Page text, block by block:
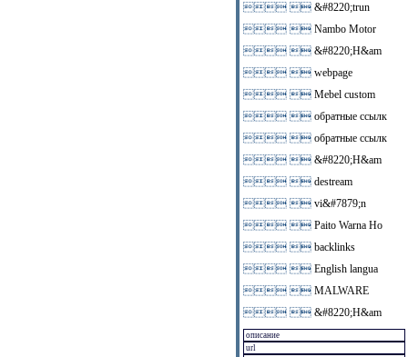
  &#8220;trun
  Nambo Motor
  &#8220;H&am
  webpage
  Mebel custom
  обратные ссылк
  обратные ссылк
  &#8220;H&am
  destream
  vi&#7879;n
  Paito Warna Ho
  backlinks
  English langua
  MALWARE
  &#8220;H&am